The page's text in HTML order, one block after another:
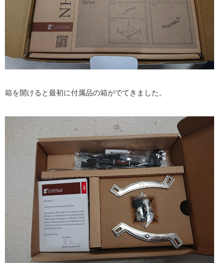
箱を開けると最初に付属品の箱がでてきました。